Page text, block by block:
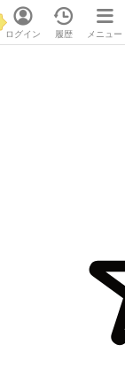
ログイン 履歴 メニュー